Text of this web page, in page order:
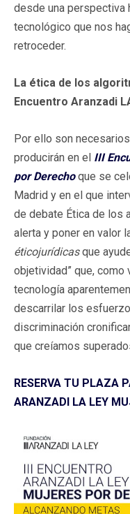
desde una perspectiva
tecnológico que nos
retroceder.
La ética de los
Encuentro Aranzadi
Por ello son
producirán en el III
por Derechoque se
Madrid y en el que
de debate Ética de los
alerta y poner en valor
éticojurídicasque
objetividad” que, como
tecnología
descarrilar los
discriminación
que creíamos
RESERVA TU PLAZA
ARANZADI LA LEY